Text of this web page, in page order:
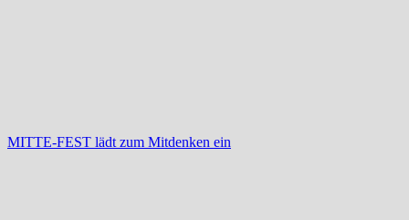
MITTE-FEST lädt zum Mitdenken ein